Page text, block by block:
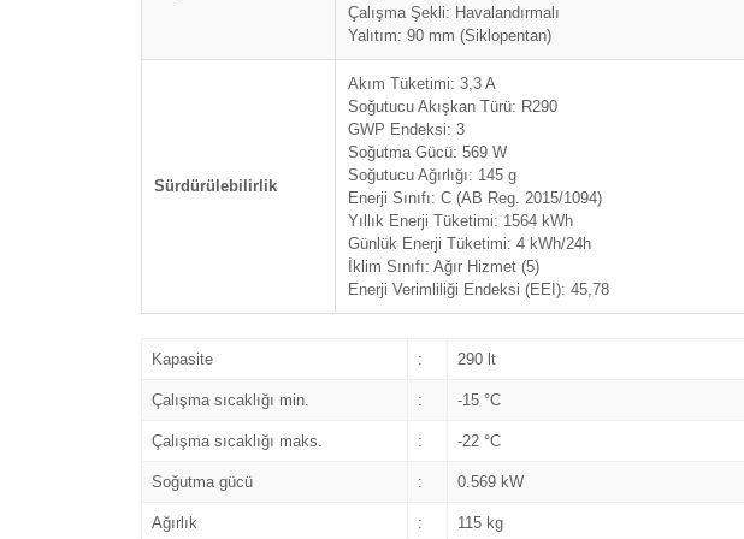
Çalışma Şekli: Havalandırmalı
Yalıtım: 90 mm (Siklopentan)
Sürdürülebilirlik
Akım Tüketimi: 3,3 A
Soğutucu Akışkan Türü: R290
GWP Endeksi: 3
Soğutma Gücü: 569 W
Soğutucu Ağırlığı: 145 g
Enerji Sınıfı: C (AB Reg. 2015/1094)
Yıllık Enerji Tüketimi: 1564 kWh
Günlük Enerji Tüketimi: 4 kWh/24h
İklim Sınıfı: Ağır Hizmet (5)
Enerji Verimliliği Endeksi (EEI): 45,78
Kapasite : 290 lt
Çalışma sıcaklığı min. : -15 °C
Çalışma sıcaklığı maks. : -22 °C
Soğutma gücü : 0.569 kW
Ağırlık : 115 kg